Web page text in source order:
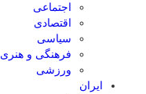
اجتماعی
اقتصادی
سیاسی
فرهنگی و هنری
ورزشی
ایران